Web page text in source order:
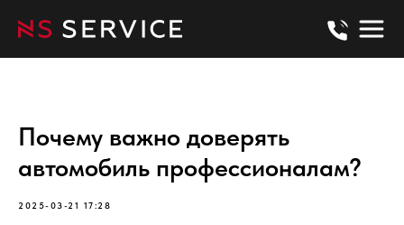
Почему важно доверять
автомобиль профессионалам?
2025-03-21 17:28